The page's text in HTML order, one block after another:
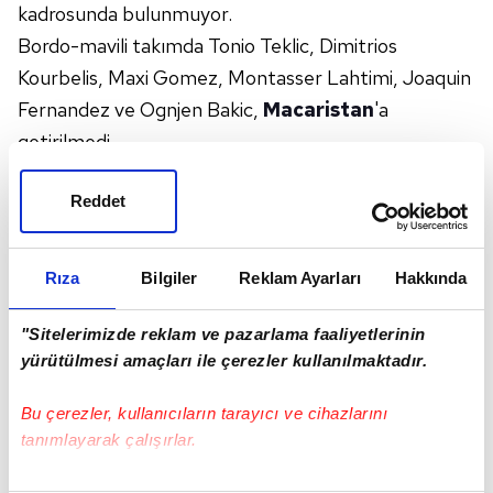
Rıza Bilgiler Reklam Ayarları Hakkında
"Sitelerimizde reklam ve pazarlama faaliyetlerinin
yürütülmesi amaçları ile çerezler kullanılmaktadır.
Bu çerezler, kullanıcıların tarayıcı ve cihazlarını
tanımlayarak çalışırlar.
Reddet
kadrosunda bulunmuyor.
Bordo-mavili takımda Tonio Teklic, Dimitrios
Kourbelis, Maxi Gomez, Montasser Lahtimi, Joaquin
Fernandez ve Ognjen Bakic, Macaristan'a
getirilmedi.
Bu oyuncuların kulüp bulması istenirken geçen
sezonİspanya
'nın Cadiz takımında kiralık olarak
forma giyen Maxi Gomez'in de Trabzon'a geleceği
öğrenildi.
Trabzonspor, 35 kişilik kamp kadrosunda izinli olan
milli futbolcuların haricinde 31 oyuncuyla
Bordo-mavililerde Paul Onuachu